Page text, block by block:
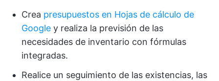
Crea presupuestos en Hojas de cálculo de
Google y realiza la previsión de las
necesidades de inventario con fórmulas
integradas.
Realice un seguimiento de las existencias, las